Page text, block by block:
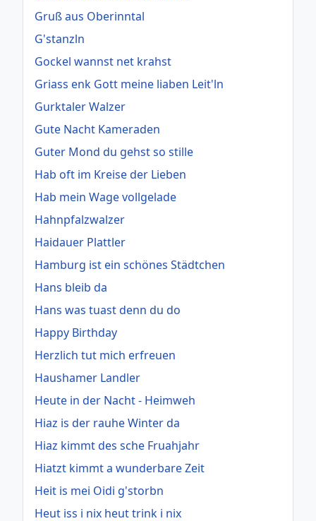
Gruß aus Oberinntal
G'stanzln
Gockel wannst net krahst
Griass enk Gott meine liaben Leit'ln
Gurktaler Walzer
Gute Nacht Kameraden
Guter Mond du gehst so stille
Hab oft im Kreise der Lieben
Hab mein Wage vollgelade
Hahnpfalzwalzer
Haidauer Plattler
Hamburg ist ein schönes Städtchen
Hans bleib da
Hans was tuast denn du do
Happy Birthday
Herzlich tut mich erfreuen
Haushamer Landler
Heute in der Nacht - Heimweh
Hiaz is der rauhe Winter da
Hiaz kimmt des sche Fruahjahr
Hiatzt kimmt a wunderbare Zeit
Heit is mei Oidi g'storbn
Heut iss i nix heut trink i nix